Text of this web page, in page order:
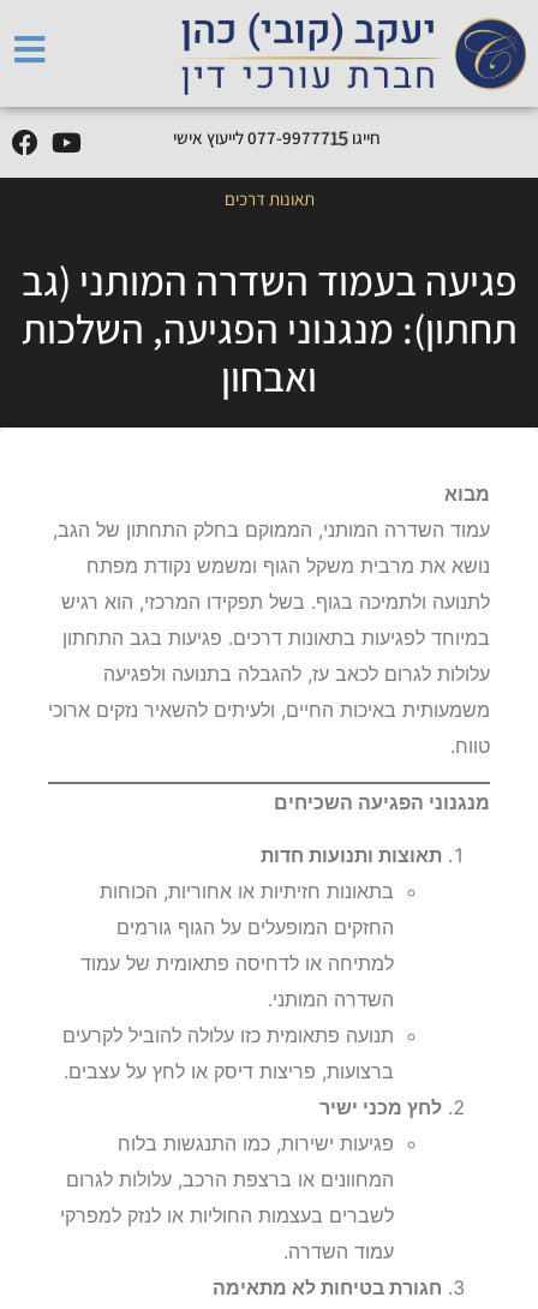
חייגו 077-9977715 לייעוץ אישי
תאונות דרכים
פגיעה בעמוד השדרה המותני (גב
תחתון): מנגנוני הפגיעה, השלכות
ואבחון
מבוא
עמוד השדרה המותני, הממוקם בחלק התחתון של הגב,
נושא את מרבית משקל הגוף ומשמש נקודת מפתח
לתנועה ולתמיכה בגוף. בשל תפקידו המרכזי, הוא רגיש
במיוחד לפגיעות בתאונות דרכים. פגיעות בגב התחתון
עלולות לגרום לכאב עז, להגבלה בתנועה ולפגיעה
משמעותית באיכות החיים, ולעיתים להשאיר נזקים ארוכי
טווח.
מנגנוני הפגיעה השכיחים
תאוצות ותנועות חדות
בתאונות חזיתיות או אחוריות, הכוחות
החזקים המופעלים על הגוף גורמים
למתיחה או לדחיסה פתאומית של עמוד
השדרה המותני.
תנועה פתאומית כזו עלולה להוביל לקרעים
ברצועות, פריצות דיסק או לחץ על עצבים.
לחץ מכני ישיר
פגיעות ישירות, כמו התנגשות בלוח
המחוונים או ברצפת הרכב, עלולות לגרום
לשברים בעצמות החוליות או לנזק למפרקי
עמוד השדרה.
חגורת בטיחות לא מתאימה